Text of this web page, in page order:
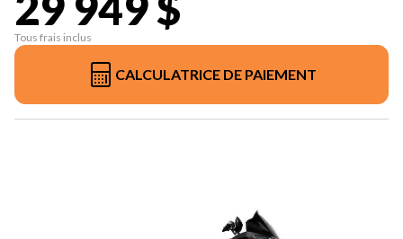
Tous frais inclus
CALCULATRICE DE PAIEMENT